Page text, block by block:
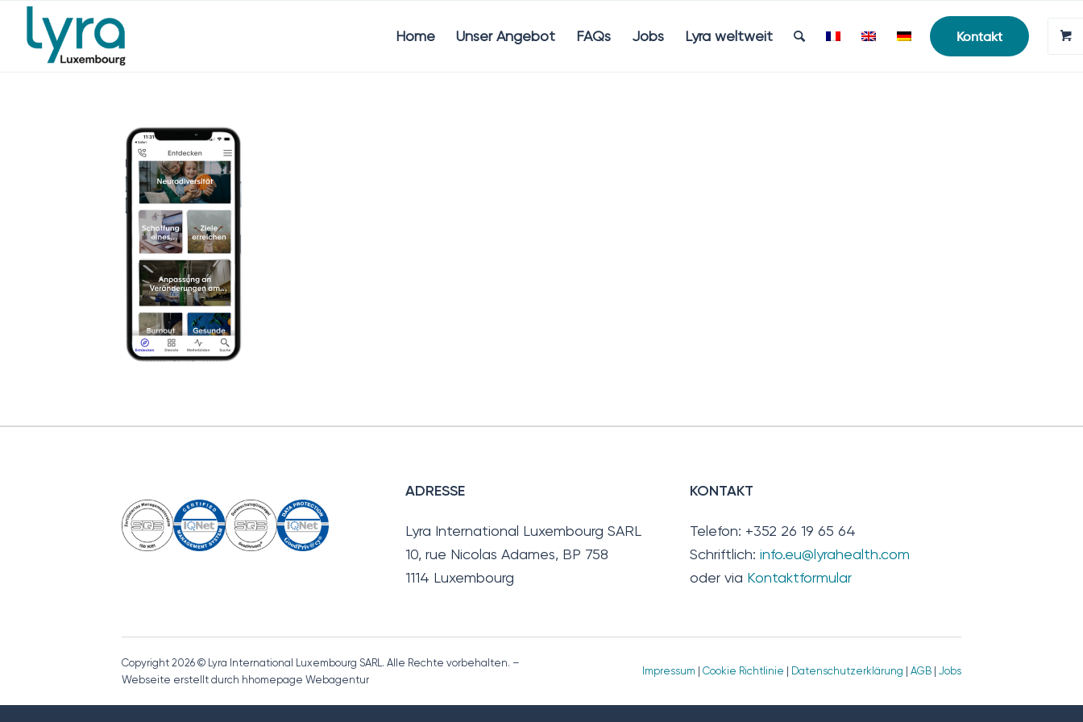
Home Unser Angebot FAQs Jobs Lyra weltweit Kontakt
ADRESSE
Lyra International Luxembourg SARL
10, rue Nicolas Adames, BP 758
1114 Luxembourg
KONTAKT
Telefon: +352 26 19 65 64
Schriftlich:info.eu@lyrahealth.com
oder via Kontaktformular
Copyright 2026 © Lyra International Luxembourg SARL. Alle Rechte vorbehalten. –
Webseite erstellt durch hhomepage Webagentur
Impressum Cookie Richtlinie Datenschutzerklärung AGB| Jobs